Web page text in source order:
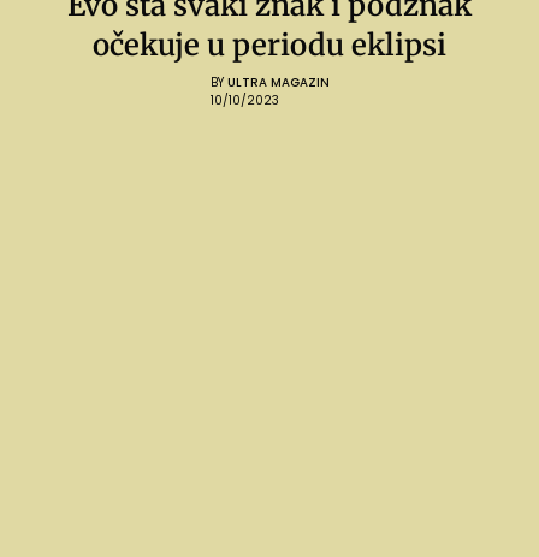
očekuje u periodu eklipsi
BY ULTRA MAGAZIN
10/10/2023